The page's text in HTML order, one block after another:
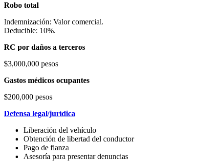
Robo total
Indemnización: Valor comercial.
Deducible: 10%.
RC por daños a terceros
$3,000,000 pesos
Gastos médicos ocupantes
$200,000 pesos
Defensa legal/jurídica
Liberación del vehículo
Obtención de libertad del conductor
Pago de fianza
Asesoría para presentar denuncias